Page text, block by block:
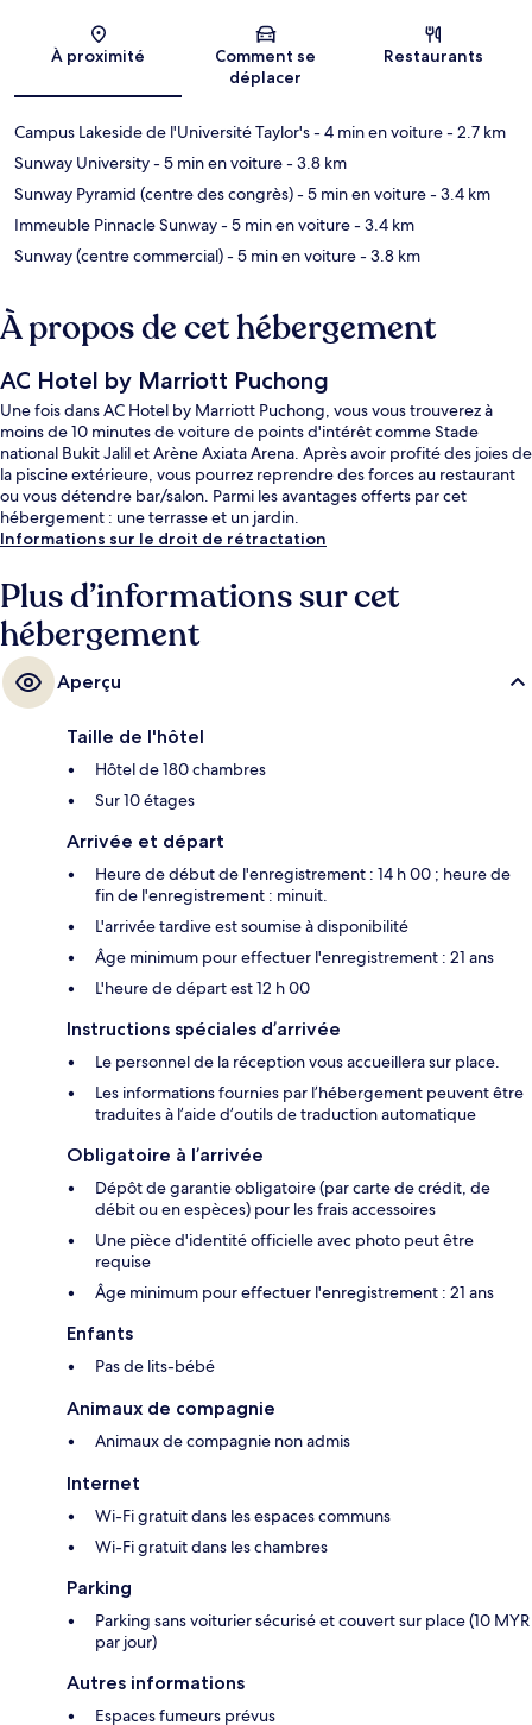
À proximité
Comment se
déplacer
Restaurants
Campus Lakeside de l'Université Taylor's- 4 min en voiture- 2.7 km
Sunway University- 5 min en voiture- 3.8 km
Sunway Pyramid (centre des congrès)- 5 min en voiture- 3.4 km
Immeuble Pinnacle Sunway- 5 min en voiture- 3.4 km
Sunway (centre commercial)- 5 min en voiture- 3.8 km
À propos de cet hébergement
AC Hotel by Marriott Puchong
Une fois dans AC Hotel by Marriott Puchong, vous vous trouverez à
moins de 10 minutes de voiture de points d'intérêt comme Stade
national Bukit Jalil et Arène Axiata Arena. Après avoir profité des joies de
la piscine extérieure, vous pourrez reprendre des forces au restaurant
ou vous détendre bar/salon. Parmi les avantages offerts par cet
hébergement : une terrasse et un jardin.
Informations sur le droit de rétractation
Plus d’informations sur cet
hébergement
Aperçu
Taille de l'hôtel
Hôtel de 180 chambres
Sur 10 étages
Arrivée et départ
Heure de début de l'enregistrement : 14 h 00 ; heure de
fin de l'enregistrement : minuit.
L'arrivée tardive est soumise à disponibilité
Âge minimum pour effectuer l'enregistrement : 21 ans
L'heure de départ est 12 h 00
Instructions spéciales d’arrivée
Le personnel de la réception vous accueillera sur place.
Les informations fournies par l’hébergement peuvent être
traduites à l’aide d’outils de traduction automatique
Obligatoire à l’arrivée
Dépôt de garantie obligatoire (par carte de crédit, de
débit ou en espèces) pour les frais accessoires
Une pièce d'identité officielle avec photo peut être
requise
Âge minimum pour effectuer l'enregistrement : 21 ans
Enfants
Pas de lits-bébé
Animaux de compagnie
Animaux de compagnie non admis
Internet
Wi-Fi gratuit dans les espaces communs
Wi-Fi gratuit dans les chambres
Parking
Parking sans voiturier sécurisé et couvert sur place (10 MYR
par jour)
Autres informations
Espaces fumeurs prévus